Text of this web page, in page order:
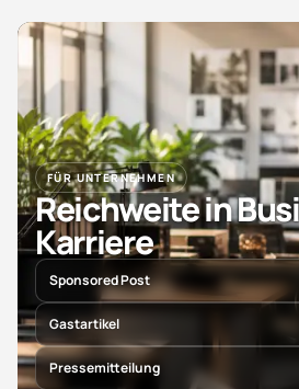
FÜR UNTERNEHMEN
Reichweite in
Karriere
Sponsored Post
Gastartikel
Pressemitteilung